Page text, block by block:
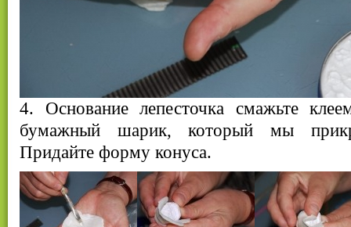
4. Основание лепесточка смажьте
бумажный шарик, который мы
Придайте форму конуса.